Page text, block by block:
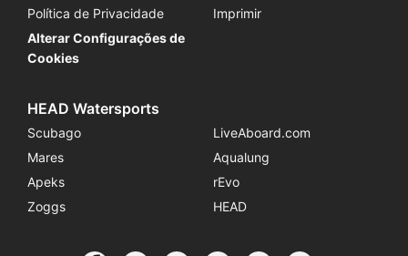
Política de Privacidade
Imprimir
Alterar Configurações de
Cookies
HEAD Watersports
Scubago
LiveAboard.com
Mares
Aqualung
Apeks
rEvo
Zoggs
HEAD